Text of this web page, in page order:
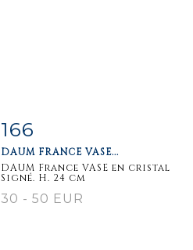
Item detail
166
DAUM FRANCE VASE...
DAUM France VASE en cristal
Signé. H. 24 cm
30 - 50 EUR